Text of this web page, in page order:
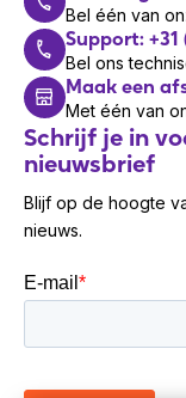
Bel één van
Support: +31
Bel ons
Maak een
Met één van
Schrijf je in
nieuwsbrief
Blijf op de hoogte
nieuws.